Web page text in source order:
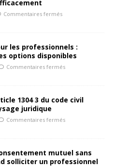
Commentaires fermés
les professionnels :
options disponibles
Commentaires fermés
1304 3 du code civil
juridique
Commentaires fermés
mutuel sans
solliciter un professionnel